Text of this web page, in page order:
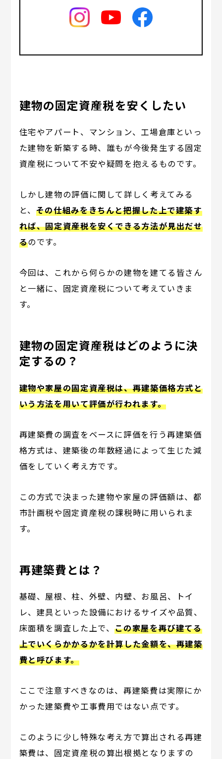
建物の固定資産税を安くしたい
住宅やアパート、マンション、工場倉庫といっ
た建物を新築する時、誰もが今後発生する固定
資産税について不安や疑問を抱えるものです。
しかし建物の評価に関して詳しく考えてみる
と、 その仕組みをきちんと把握した上で建築す
れば、固定資産税を安くできる方法が見出だせ
るのです。
今回は、これから何らかの建物を建てる皆さん
と一緒に、固定資産税について考えていきま
す。
建物の固定資産税はどのように決
定するの？
建物や家屋の固定資産税は、再建築価格方式と
いう方法を用いて評価が行われます。
再建築費の調査をベースに評価を行う再建築価
格方式は、建築後の年数経過によって生じた減
価をしていく考え方です。
この方式で決まった建物や家屋の評価額は、都
市計画税や固定資産税の課税時に用いられま
す。
再建築費とは？
基礎、屋根、柱、外壁、内壁、お風呂、トイ
レ、建具といった設備におけるサイズや品質、
床面積を調査した上で、この家屋を再び建てる
上でいくらかかるかを計算した金額を、再建築
費と呼びます。
ここで注意すべきなのは、再建築費は実際にか
かった建築費や工事費用ではない点です。
このように少し特殊な考え方で算出される再建
築費は、固定資産税の算出根拠となりますの